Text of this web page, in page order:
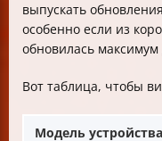
выпускать
особенно если из
обновилась
Вот таблица, чтобы
Модель устройства